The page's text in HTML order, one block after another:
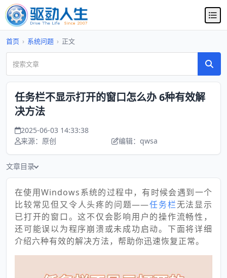
首页 › 系统问题 › 正文
任务栏不显示打开的窗口怎么办 6种有效解
决方法
2025-06-03 14:33:38
来源：原创
编辑：qwsa
文章目录
在使用Windows系统的过程中，有时候会遇到一个
比较常见但又令人头疼的问题——任务栏无法显示
已打开的窗口。这不仅会影响用户的操作流畅性，
还可能误以为程序崩溃或未成功启动。下面将详细
介绍六种有效的解决方法，帮助你迅速恢复正常。